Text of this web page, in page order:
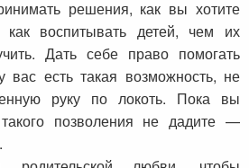
решения, как вы хотите
воспитывать детей, чем их
Дать себе право помогать
вас есть такая возможность, не
руку по локоть. Пока вы
позволения не дадите —